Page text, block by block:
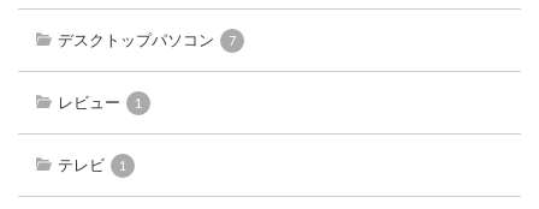
デスクトップパソコン 7
レビュー 1
テレビ 1